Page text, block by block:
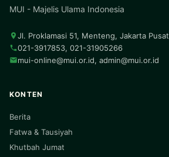
MUI - Majelis Ulama Indonesia
Jl. Proklamasi 51, Menteng, Jakarta Pusat
021-3917853, 021-31905266
mui-online@mui.or.id, admin@mui.or.id
KONTEN
Berita
Fatwa & Tausiyah
Khutbah Jumat